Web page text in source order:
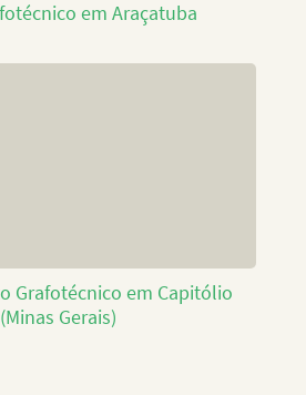
em Araçatuba
Grafotécnico em Capitólio
(Minas Gerais)